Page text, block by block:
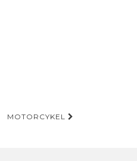
MOTORCYKEL